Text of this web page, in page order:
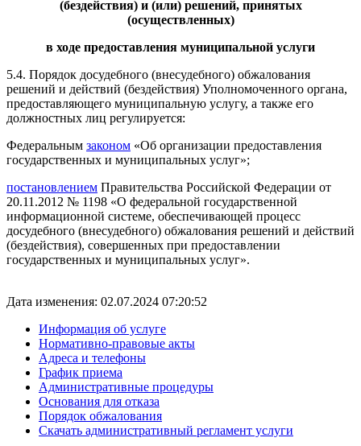
(бездействия) и (или) решений, принятых
(осуществленных)
в ходе предоставления муниципальной услуги
5.4. Порядок досудебного (внесудебного) обжалования
решений и действий (бездействия) Уполномоченного органа,
предоставляющего муниципальную услугу, а также его
должностных лиц регулируется:
Федеральным законом «Об организации предоставления
государственных и муниципальных услуг»;
постановлением Правительства Российской Федерации от
20.11.2012 № 1198 «О федеральной государственной
информационной системе, обеспечивающей процесс
досудебного (внесудебного) обжалования решений и действий
(бездействия), совершенных при предоставлении
государственных и муниципальных услуг».
Дата изменения: 02.07.2024 07:20:52
Информация об услуге
Нормативно-правовые акты
Адреса и телефоны
График приема
Административные процедуры
Основания для отказа
Порядок обжалования
Скачать административный регламент услуги